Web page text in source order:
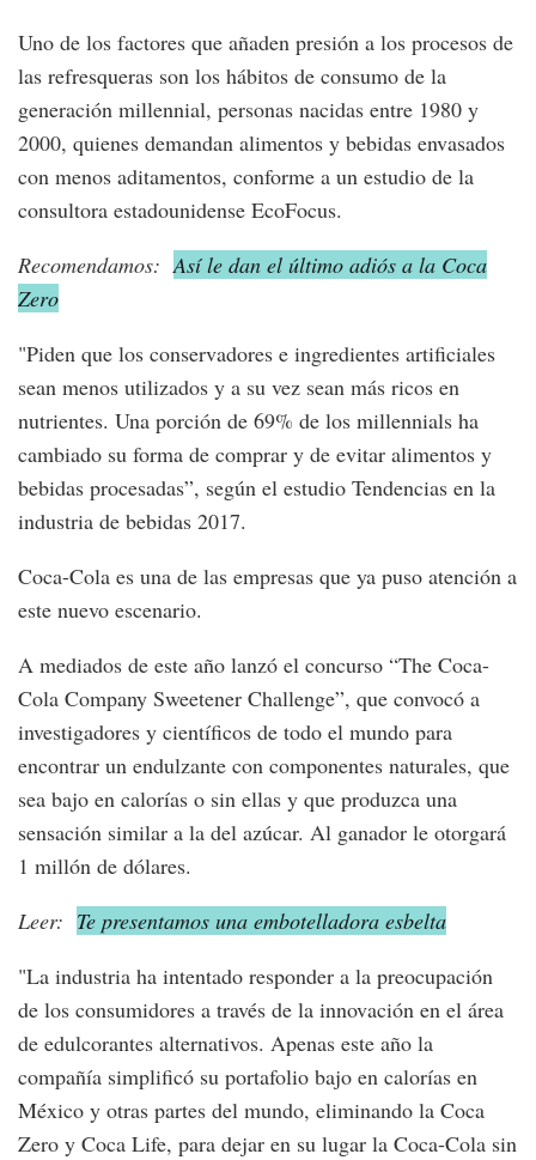
Uno de los factores que añaden presión a los procesos de
las refresqueras son los hábitos de consumo de la
generación millennial, personas nacidas entre 1980 y
2000, quienes demandan alimentos y bebidas envasados
con menos aditamentos, conforme a un estudio de la
consultora estadounidense EcoFocus.
Recomendamos: Así le dan el último adiós a la Coca
Zero
"Piden que los conservadores e ingredientes artificiales
sean menos utilizados y a su vez sean más ricos en
nutrientes. Una porción de 69% de los millennials ha
cambiado su forma de comprar y de evitar alimentos y
bebidas procesadas”, según el estudio Tendencias en la
industria de bebidas 2017.
Coca-Cola es una de las empresas que ya puso atención a
este nuevo escenario.
A mediados de este año lanzó el concurso “The Coca-
Cola Company Sweetener Challenge”, que convocó a
investigadores y científicos de todo el mundo para
encontrar un endulzante con componentes naturales, que
sea bajo en calorías o sin ellas y que produzca una
sensación similar a la del azúcar. Al ganador le otorgará
1 millón de dólares.
Leer: Te presentamos una embotelladora esbelta
"La industria ha intentado responder a la preocupación
de los consumidores a través de la innovación en el área
de edulcorantes alternativos. Apenas este año la
compañía simplificó su portafolio bajo en calorías en
México y otras partes del mundo, eliminando la Coca
Zero y Coca Life, para dejar en su lugar la Coca-Cola sin